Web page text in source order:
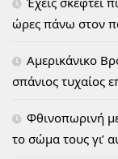
ώρες πάνω στον
Αμερικάνικο
σπάνιος τυχαίος
Φθινοπωρινή
το σώμα τους γι’